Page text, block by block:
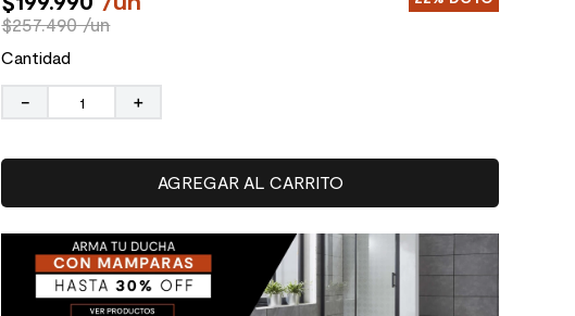
$257.490 /un
Cantidad
＋
－
AGREGAR AL CARRITO